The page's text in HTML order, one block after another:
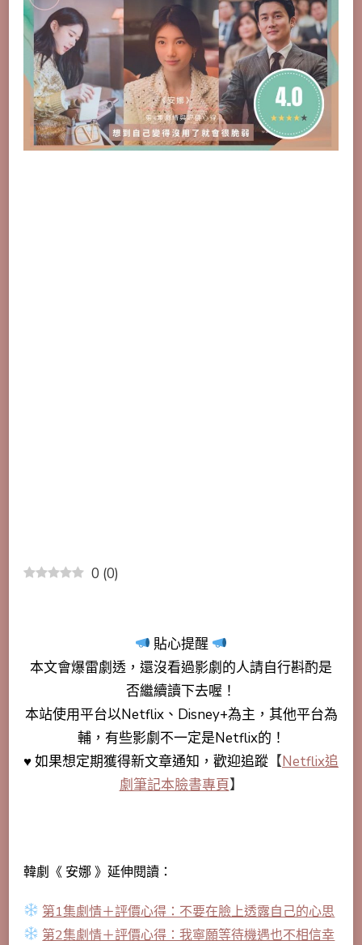
0 (0)
貼心提醒
本文會爆雷劇透 ，還沒看過影劇的人請自行斟酌是
否繼續讀下去喔！
本站使用平台以Netflix、Disney+為主，其他平台為
輔，有些影劇不一定是Netflix的！
♥ 如果想定期獲得新文章通知，歡迎追蹤 【Netflix追
劇筆記本臉書專頁】
韓劇《 安娜 》延伸閱讀：
第1集劇情＋評價心得：不要在臉上透露自己的心思
第2集劇情＋評價心得：我寧願等待機遇也不相信幸